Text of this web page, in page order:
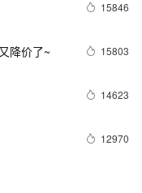
15846
降价了~ 15803
14623
12970
全组规则